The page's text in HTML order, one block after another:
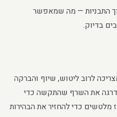
התבניות — מה שמאפשר
בדיוק.
לרוב ליטוש, שיוף והברקה
את השרף שהתקשה כדי
מלטשים כדי להחזיר את הבהירות